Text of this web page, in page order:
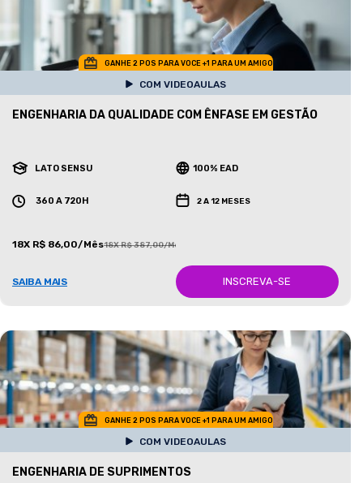
GANHE 2 POS PARA VOCE +1 PARA UM AMIGO
COM VIDEOAULAS
ENGENHARIA DA QUALIDADE COM ÊNFASE EM GESTÃO
LATO SENSU 100% EAD
360 A 720H 2 A 12 MESES
18X R$ 86,00/Mês18X R$ 387,00/Mês
SAIBA MAIS INSCREVA-SE
GANHE 2 POS PARA VOCE +1 PARA UM AMIGO
COM VIDEOAULAS
ENGENHARIA DE SUPRIMENTOS